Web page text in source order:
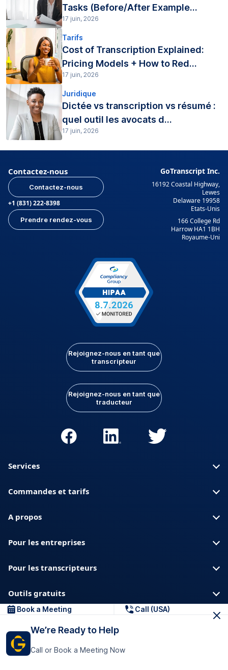
Tasks (Before/After Example...
17 juin, 2026
Tarifs
Cost of Transcription Explained:
Pricing Models + How to Red...
17 juin, 2026
Juridique
Dictée vs transcription vs résumé :
quel outil les avocats d...
17 juin, 2026
Contactez-nous
Contactez-nous
+1 (831) 222-8398
Prendre rendez-vous
GoTranscript Inc.
16192 Coastal Highway,
Lewes
Delaware 19958
Etats-Unis
166 College Rd
Harrow HA1 1BH
Royaume-Uni
Rejoignez-nous en tant que
transcripteur
Rejoignez-nous en tant que
traducteur
Services
Commandes et tarifs
A propos
Pour les entreprises
Pour les transcripteurs
Outils gratuits
A propos de nous Blog
Confidentialite
Confiance et securite
Telechargements et ressources
Book a Meeting Call (USA)
We’re Ready to Help
Call or Book a Meeting Now